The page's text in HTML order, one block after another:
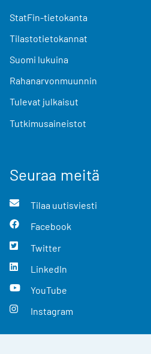
StatFin-tietokanta
Tilastotietokannat
Suomi lukuina
Rahanarvonmuunnin
Tulevat julkaisut
Tutkimusaineistot
Seuraa meitä
Tilaa uutisviesti
Facebook
Twitter
LinkedIn
YouTube
Instagram